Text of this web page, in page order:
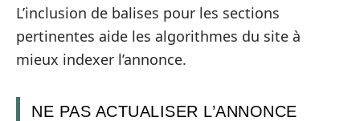
L’inclusion de balises pour les sections
pertinentes aide les algorithmes du site à
mieux indexer l’annonce.
NE PAS ACTUALISER L’ANNONCE